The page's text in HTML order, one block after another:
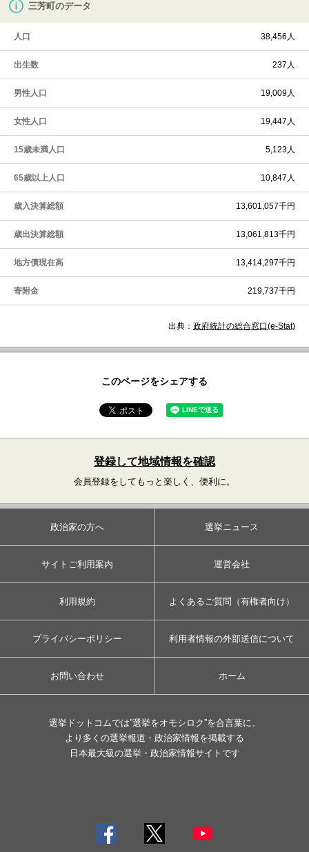
三芳町のデータ
人口 38,456人
出生数 237人
男性人口 19,009人
女性人口 19,447人
15歳未満人口 5,123人
65歳以上人口 10,847人
歳入決算総額 13,601,057千円
歳出決算総額 13,061,813千円
地方債現在高 13,414,297千円
寄附金 219,737千円
出典： 政府統計の総合窓口(e-Stat)
このページをシェアする
登録して地域情報を確認
会員登録をしてもっと楽しく、便利に。
政治家の方へ 選挙ニュース
サイトご利用案内 運営会社
利用規約 よくあるご質問（有権者向け）
プライバシーポリシー 利用者情報の外部送信について
お問い合わせ ホーム
選挙ドットコムでは”選挙をオモシロク”を合言葉に、
より多くの選挙報道・政治家情報を掲載する
日本最大級の選挙・政治家情報サイトです